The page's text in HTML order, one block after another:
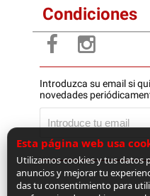
Condiciones
Introduzca su email si
novedades
Esta página web usa
Utilizamos cookies y tus datos
anuncios y mejorar tu
das tu consentimiento para